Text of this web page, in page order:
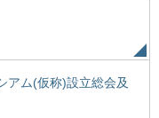
アム(仮称)設立総会及